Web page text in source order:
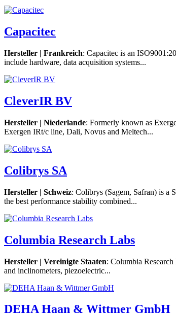
Capacitec
Hersteller | Frankreich: Capacitec is an
include hardware, data acquisition systems...
CleverIR BV
Hersteller | Niederlande: Formerly known as
Exergen IRt/c line, Dali, Novus and Meltech...
Colibrys SA
Hersteller | Schweiz: Colibrys (Sagem, Safran) is a
the best performance stability combined...
Columbia Research Labs
Hersteller | Vereinigte Staaten: Columbia
and inclinometers, piezoelectric...
DEHA Haan & Wittmer GmbH